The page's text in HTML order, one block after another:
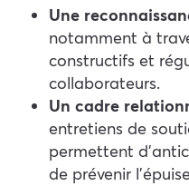
Une
notamment à
constructifs et
collaborateurs.
Un cadre
entretiens de
permettent
de prévenir